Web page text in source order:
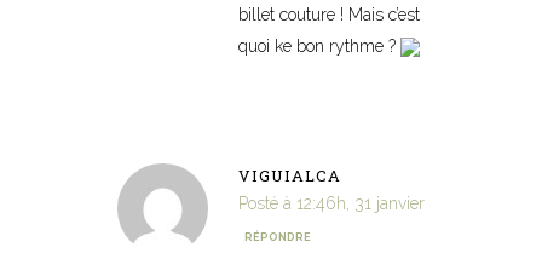
billet couture ! Mais c’est
quoi ke bon rythme ?
VIGUIALCA
Posté à 12:46h, 31 janvier
RÉPONDRE